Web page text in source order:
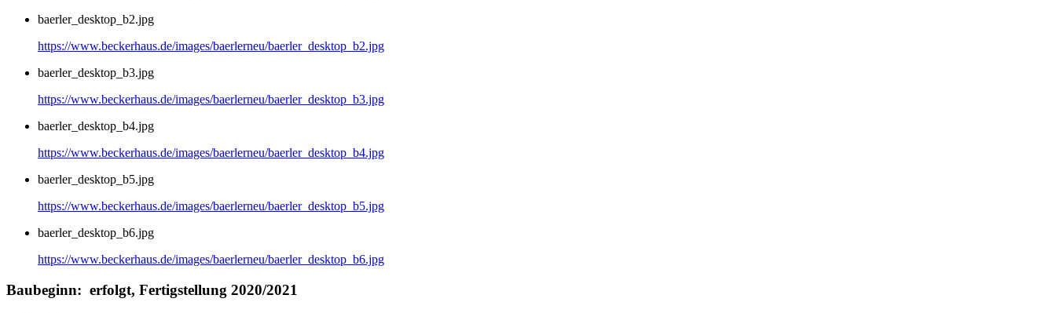
baerler_desktop_b2.jpg
https://www.beckerhaus.de/images/baerlerneu/baerler_desktop_b2.jpg
baerler_desktop_b3.jpg
https://www.beckerhaus.de/images/baerlerneu/baerler_desktop_b3.jpg
baerler_desktop_b4.jpg
https://www.beckerhaus.de/images/baerlerneu/baerler_desktop_b4.jpg
baerler_desktop_b5.jpg
https://www.beckerhaus.de/images/baerlerneu/baerler_desktop_b5.jpg
baerler_desktop_b6.jpg
https://www.beckerhaus.de/images/baerlerneu/baerler_desktop_b6.jpg
Baubeginn: erfolgt, Fertigstellung 2020/2021